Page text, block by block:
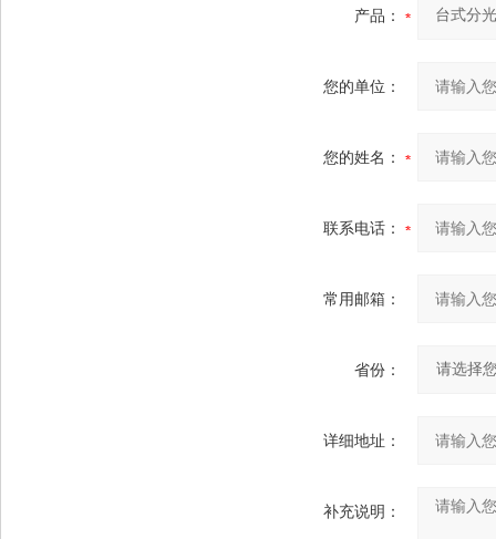
产品：
您的单位：
您的姓名：
联系电话：
常用邮箱：
省份：
详细地址：
补充说明：